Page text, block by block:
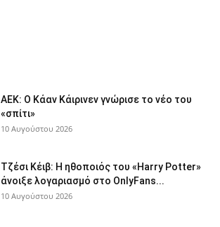
ΑΕΚ: Ο Κάαν Κάιρινεν γνώρισε το νέο του
«σπίτι»
10 Αυγούστου 2026
Τζέσι Κέιβ: Η ηθοποιός του «Harry Potter»
άνοιξε λογαριασμό στο OnlyFans...
10 Αυγούστου 2026